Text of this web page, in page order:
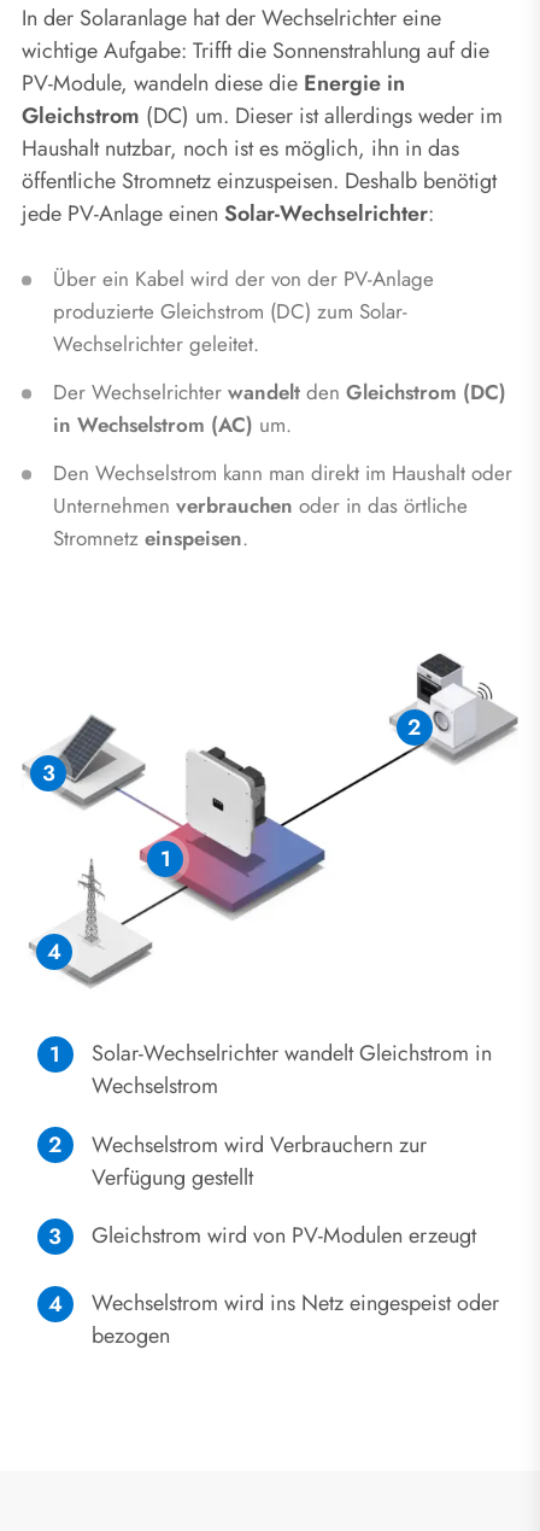
In der Solaranlage hat der Wechselrichter eine
wichtige Aufgabe: Trifft die Sonnenstrahlung auf die
PV-Module, wandeln diese die Energie in
Gleichstrom (DC) um. Dieser ist allerdings weder im
Haushalt nutzbar, noch ist es möglich, ihn in das
öffentliche Stromnetz einzuspeisen. Deshalb benötigt
jede PV-Anlage einen Solar-Wechselrichter:
Über ein Kabel wird der von der PV-Anlage
produzierte Gleichstrom (DC) zum Solar-
Wechselrichter geleitet.
Der Wechselrichter wandeltden Gleichstrom (DC)
in Wechselstrom (AC) um.
Den Wechselstrom kann man direkt im Haushalt oder
Unternehmen verbrauchen oder in das örtliche
Stromnetz einspeisen.
Solar-Wechselrichter wandelt Gleichstrom in
Wechselstrom
Wechselstrom wird Verbrauchern zur
Verfügung gestellt
Gleichstrom wird von PV-Modulen erzeugt
Wechselstrom wird ins Netz eingespeist oder
bezogen